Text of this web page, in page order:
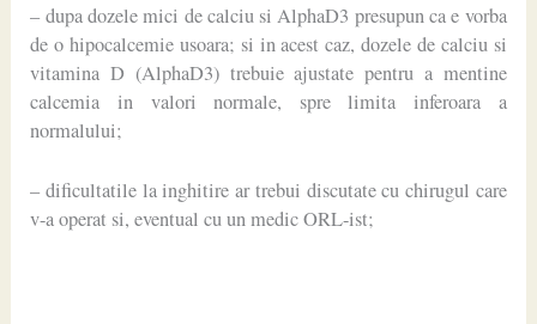
– dupa dozele mici de calciu si AlphaD3 presupun ca e vorba
de o hipocalcemie usoara; si in acest caz, dozele de calciu si
vitamina D (AlphaD3) trebuie ajustate pentru a mentine
calcemia in valori normale, spre limita inferoara a
normalului;
– dificultatile la inghitire ar trebui discutate cu chirugul care
v-a operat si, eventual cu un medic ORL-ist;